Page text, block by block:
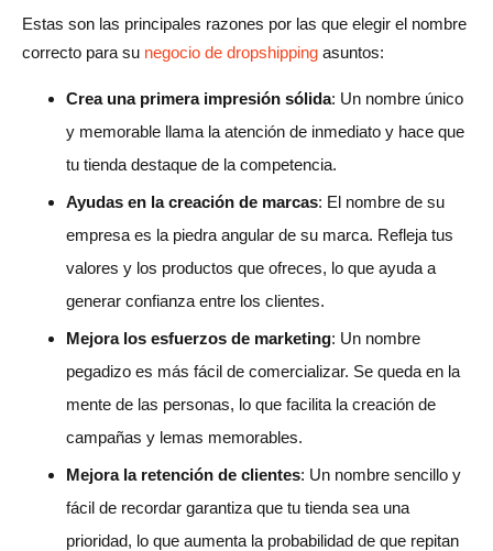
¿Cómo puedo encontrar un nombre comercial atractivo?
¿Puedo cambiar el nombre de mi empresa más
¿Debo comprobar si hay problemas con las marcas
comerciales antes de decidirme por un nombre?
Estas son las principales razones por las que elegir el nombre
correcto para su negocio de dropshipping asuntos:
Crea una primera impresión sólida: Un nombre único
y memorable llama la atención de inmediato y hace que
tu tienda destaque de la competencia.
Ayudas en la creación de marcas: El nombre de su
empresa es la piedra angular de su marca. Refleja tus
valores y los productos que ofreces, lo que ayuda a
generar confianza entre los clientes.
Mejora los esfuerzos de marketing: Un nombre
pegadizo es más fácil de comercializar. Se queda en la
mente de las personas, lo que facilita la creación de
campañas y lemas memorables.
Mejora la retención de clientes: Un nombre sencillo y
fácil de recordar garantiza que tu tienda sea una
prioridad, lo que aumenta la probabilidad de que repitan